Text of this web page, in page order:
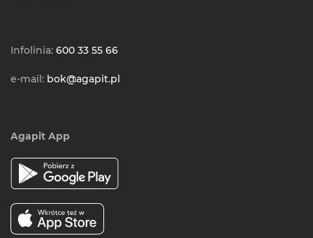
Infolinia: 600 33 55 66
e-mail: bok@agapit.pl
Agapit App